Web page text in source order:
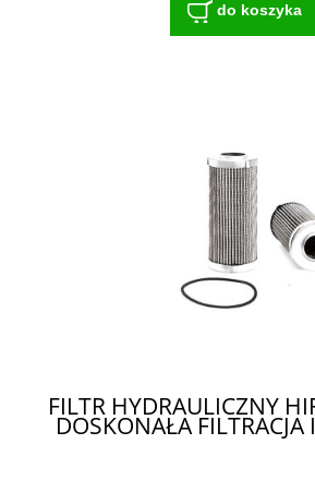
do koszyka
FILTR HYDRAULICZNY
DOSKONAŁA